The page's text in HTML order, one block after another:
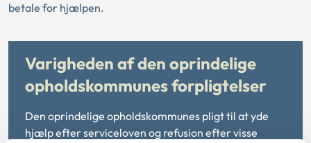
betale for hjælpen.
Varigheden af den oprindelige
opholdskommunes forpligtelser
Den oprindelige opholdskommunes pligt til at yde
hjælp efter serviceloven og refusion efter visse